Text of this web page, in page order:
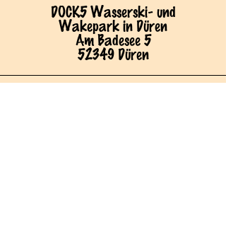
DOCK5 Wasserski- und
Wakepark in Düren
Am Badesee 5
52349 Düren